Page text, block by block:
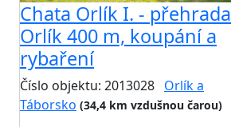
Chata Orlík I. - přehrada
Orlík 400 m, koupání a
rybaření
Číslo objektu: 2013028 Orlík a
Táborsko (34,4 km vzdušnou čarou)